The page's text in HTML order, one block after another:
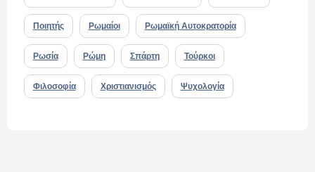
Ποιητής Ρωμαίοι Ρωμαϊκή Αυτοκρατορία
Ρωσία Ρώμη Σπάρτη Τούρκοι
Φιλοσοφία Χριστιανισμός Ψυχολογία